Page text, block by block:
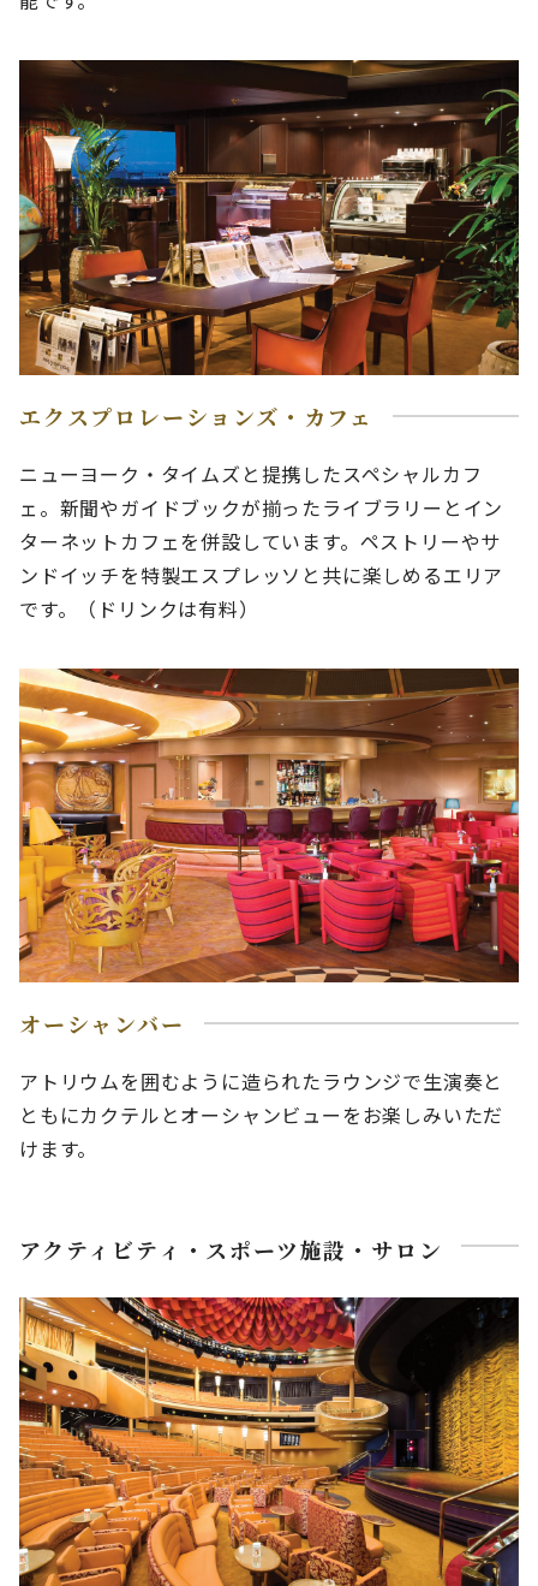
エクスプロレーションズ・カフェ
ニューヨーク・タイムズと提携したスペシャルカフ
ェ。新聞やガイドブックが揃ったライブラリーとイン
ターネットカフェを併設しています。ペストリーやサ
ンドイッチを特製エスプレッソと共に楽しめるエリア
です。（ドリンクは有料）
オーシャンバー
アトリウムを囲むように造られたラウンジで生演奏と
ともにカクテルとオーシャンビューをお楽しみいただ
けます。
アクティビティ・スポーツ施設・サロン